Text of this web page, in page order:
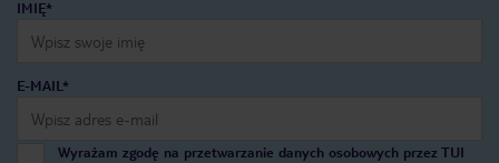
IMIĘ*
E-MAIL*
Wyrażam zgodę na przetwarzanie danych osobowych przez TUI